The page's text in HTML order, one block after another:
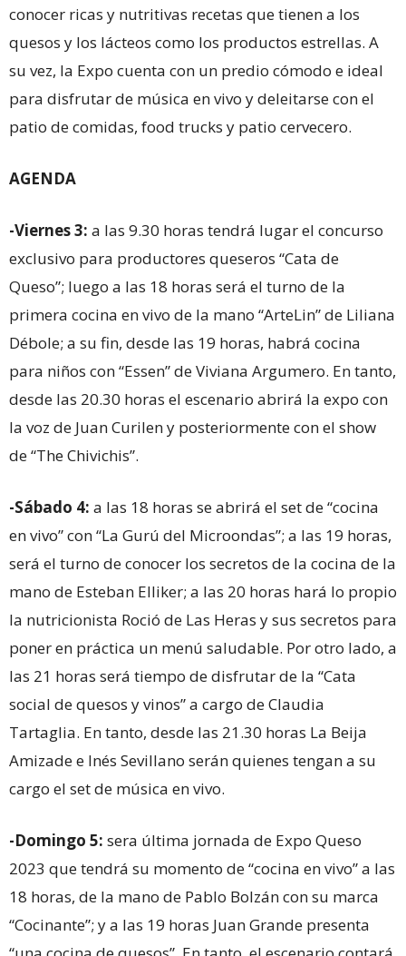
conocer ricas y nutritivas recetas que tienen a los
quesos y los lácteos como los productos estrellas. A
su vez, la Expo cuenta con un predio cómodo e ideal
para disfrutar de música en vivo y deleitarse con el
patio de comidas, food trucks y patio cervecero.
AGENDA
-Viernes 3: a las 9.30 horas tendrá lugar el concurso
exclusivo para productores queseros “Cata de
Queso”; luego a las 18 horas será el turno de la
primera cocina en vivo de la mano “ArteLin” de Liliana
Débole; a su fin, desde las 19 horas, habrá cocina
para niños con “Essen” de Viviana Argumero. En tanto,
desde las 20.30 horas el escenario abrirá la expo con
la voz de Juan Curilen y posteriormente con el show
de “The Chivichis”.
-Sábado 4: a las 18 horas se abrirá el set de “cocina
en vivo” con “La Gurú del Microondas”; a las 19 horas,
será el turno de conocer los secretos de la cocina de la
mano de Esteban Elliker; a las 20 horas hará lo propio
la nutricionista Roció de Las Heras y sus secretos para
poner en práctica un menú saludable. Por otro lado, a
las 21 horas será tiempo de disfrutar de la “Cata
social de quesos y vinos” a cargo de Claudia
Tartaglia. En tanto, desde las 21.30 horas La Beija
Amizade e Inés Sevillano serán quienes tengan a su
cargo el set de música en vivo.
-Domingo 5: sera última jornada de Expo Queso
2023 que tendrá su momento de “cocina en vivo” a las
18 horas, de la mano de Pablo Bolzán con su marca
“Cocinante”; y a las 19 horas Juan Grande presenta